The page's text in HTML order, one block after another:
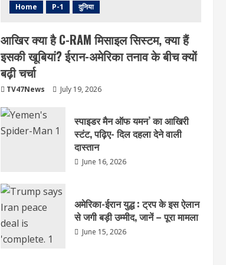
Home P-1 दुनिया
आखिर क्या है C-RAM मिसाइल सिस्टम, क्या हैं
इसकी खूबियां? ईरान-अमेरिका तनाव के बीच क्यों
बढ़ी चर्चा
TV47News July 19, 2026
स्पाइडर मैन ऑफ यमन’ का आखिरी
स्टंट, पढ़िए- दिल दहला देने वाली
दास्तान
June 16, 2026
अमेरिका-ईरान युद्ध : ट्रप के इस ऐलान
से जगी बड़ी उम्मीद, जानें – पूरा मामला
June 15, 2026